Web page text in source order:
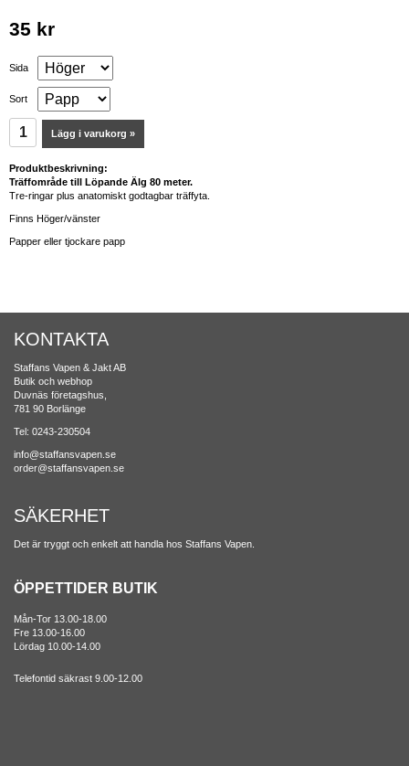
35 kr
Sida
Sort
Lägg i varukorg »
Produktbeskrivning:
Träffområde till Löpande Älg 80 meter.
Tre-ringar plus anatomiskt godtagbar träffyta.
Finns Höger/vänster
Papper eller tjockare papp
KONTAKTA
Staffans Vapen & Jakt AB
Butik och webhop
Duvnäs företagshus,
781 90 Borlänge
Tel: 0243-230504
info@staffansvapen.se
order@staffansvapen.se
SÄKERHET
Det är tryggt och enkelt att handla hos Staffans Vapen.
ÖPPETTIDER BUTIK
Mån-Tor 13.00-18.00
Fre 13.00-16.00
Lördag 10.00-14.00
Telefontid säkrast 9.00-12.00